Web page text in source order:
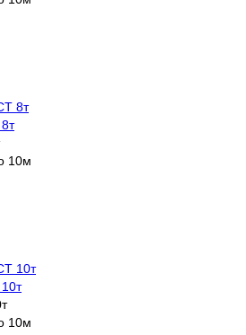
10м
10м